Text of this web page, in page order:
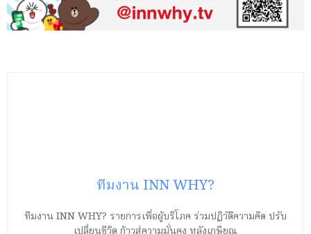
ทีมงาน INN WHY?
ทีมงาน INN WHY? รายการเพื่อผู้บริโภค ร่วมปฏิวัติความคิด ปรับ